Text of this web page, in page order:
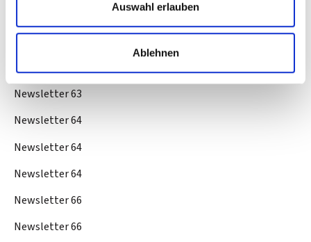
Auswahl erlauben
Ablehnen
Newsletter 63
Newsletter 63
Newsletter 63
Newsletter 64
Newsletter 64
Newsletter 64
Newsletter 66
Newsletter 66